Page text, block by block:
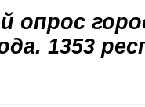
опрос
1353